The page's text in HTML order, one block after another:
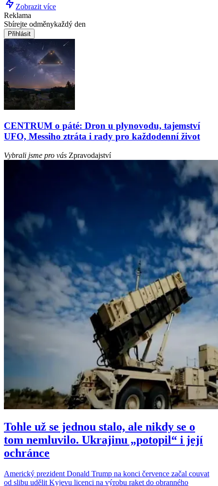
Zobrazit více
Reklama
Sbírejte odměnykaždý den
Přihlásit
CENTRUM o páté: Dron u plynovodu, tajemství
UFO, Messiho ztráta i rady pro každodenní život
Vybrali jsme pro vás Zpravodajství
Tohle už se jednou stalo, ale nikdy se o
tom nemluvilo. Ukrajinu „potopil“ i její
ochránce
Americký prezident Donald Trump na konci července začal couvat
od slibu udělit Kyjevu licenci na výrobu raket do obranného